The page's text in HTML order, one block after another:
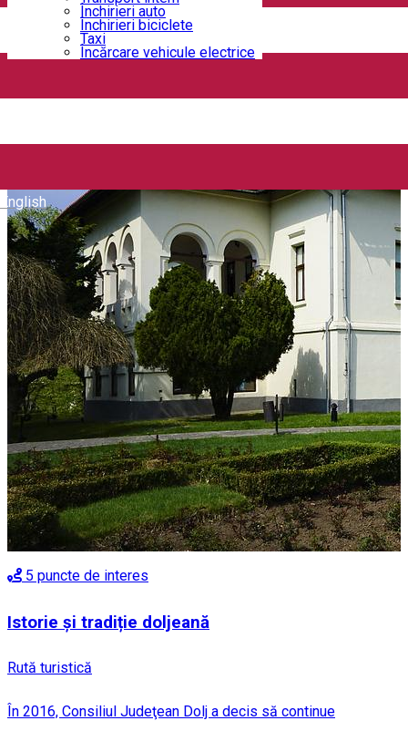
English
Închirieri auto
Închirieri biciclete
Taxi
Încărcare vehicule electrice
5 puncte de interes
Istorie și tradiție doljeană
Rută turistică
În 2016, Consiliul Judeţean Dolj a decis să continue